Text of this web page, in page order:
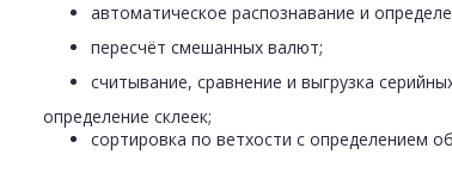
автоматическое распознавание и
пересчёт смешанных валют;
считывание, сравнение и выгрузка
определение склеек;
сортировка по ветхости с определением